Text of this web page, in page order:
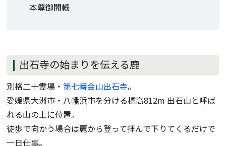
本尊御開帳
出石寺の始まりを伝える鹿
別格二十霊場・第七番金山出石寺。
愛媛県大洲市・八幡浜市を分ける標高812m 出石山と呼ば
れる山の上に位置。
徒歩で向かう場合は麓から登って拝んで下りてくるだけで
一日仕事。